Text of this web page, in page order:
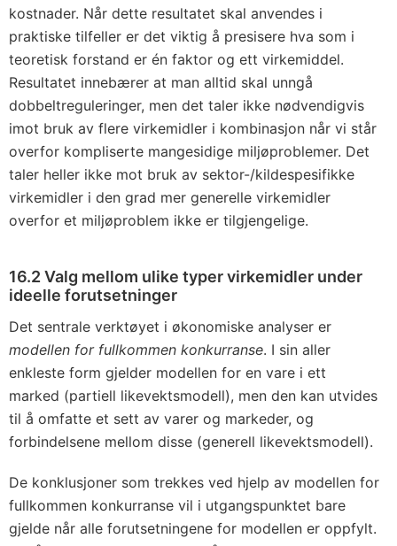
kostnader. Når dette resultatet skal anvendes i
praktiske tilfeller er det viktig å presisere hva som i
teoretisk forstand er én faktor og ett virkemiddel.
Resultatet innebærer at man alltid skal unngå
dobbeltreguleringer, men det taler ikke nødvendigvis
imot bruk av flere virkemidler i kombinasjon når vi står
overfor kompliserte mangesidige miljøproblemer. Det
taler heller ikke mot bruk av sektor-/kildespesifikke
virkemidler i den grad mer generelle virkemidler
overfor et miljøproblem ikke er tilgjengelige.
16.2 Valg mellom ulike typer virkemidler under
ideelle forutsetninger
Det sentrale verktøyet i økonomiske analyser er
modellen for fullkommen konkurranse. I sin aller
enkleste form gjelder modellen for en vare i ett
marked (partiell likevektsmodell), men den kan utvides
til å omfatte et sett av varer og markeder, og
forbindelsene mellom disse (generell likevektsmodell).
De konklusjoner som trekkes ved hjelp av modellen for
fullkommen konkurranse vil i utgangspunktet bare
gjelde når alle forutsetningene for modellen er oppfylt.